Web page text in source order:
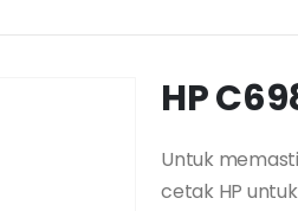
HP
Untuk
cetak HP